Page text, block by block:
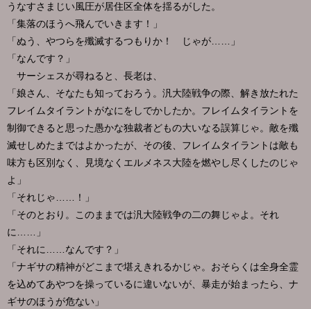
うなすさまじい風圧が居住区全体を揺るがした。
「集落のほうへ飛んでいきます！」
「ぬう、やつらを殲滅するつもりか！ じゃが……」
「なんです？」
サーシェスが尋ねると、長老は、
「娘さん、そなたも知っておろう。汎大陸戦争の際、解き放たれた
フレイムタイラントがなにをしでかしたか。フレイムタイラントを
制御できると思った愚かな独裁者どもの大いなる誤算じゃ。敵を殲
滅せしめたまではよかったが、その後、フレイムタイラントは敵も
味方も区別なく、見境なくエルメネス大陸を燃やし尽くしたのじゃ
よ」
「それじゃ……！」
「そのとおり。このままでは汎大陸戦争の二の舞じゃよ。それ
に……」
「それに……なんです？」
「ナギサの精神がどこまで堪えきれるかじゃ。おそらくは全身全霊
を込めてあやつを操っているに違いないが、暴走が始まったら、ナ
ギサのほうが危ない」